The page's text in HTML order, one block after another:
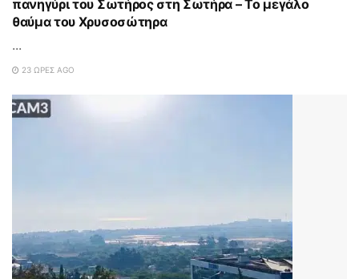
πανηγύρι του Σωτήρος στη Σωτήρα – Το μεγάλο
θαύμα του Χρυσοσώτηρα
...
23 ΏΡΕΣ AGO